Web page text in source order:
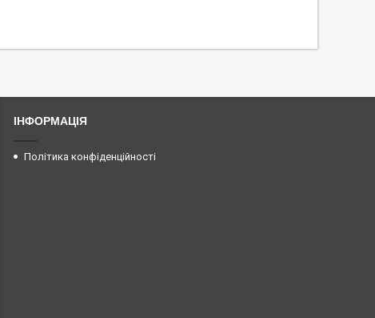
ІНФОРМАЦІЯ
Політика конфіденційності